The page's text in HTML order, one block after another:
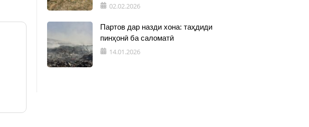
02.02.2026
Партов дар назди хона: таҳдиди
пинҳонӣ ба саломатӣ
14.01.2026